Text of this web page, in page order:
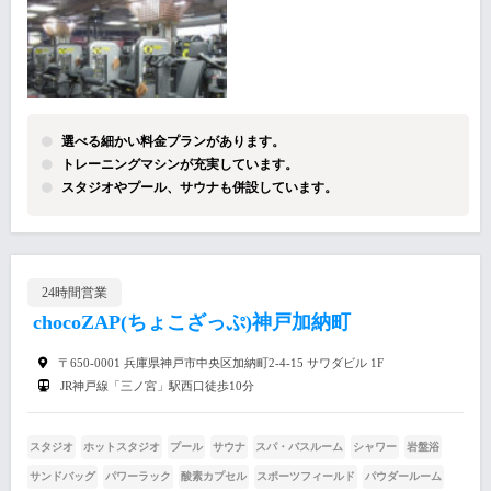
選べる細かい料金プランがあります。
トレーニングマシンが充実しています。
スタジオやプール、サウナも併設しています。
24時間営業
chocoZAP(ちょこざっぷ)神戸加納町
〒650-0001 兵庫県神戸市中央区加納町2-4-15 サワダビル 1F
JR神戸線「三ノ宮」駅西口徒歩10分
スタジオ ホットスタジオ プール サウナ スパ・バスルーム シャワー 岩盤浴
サンドバッグ パワーラック 酸素カプセル スポーツフィールド パウダールーム